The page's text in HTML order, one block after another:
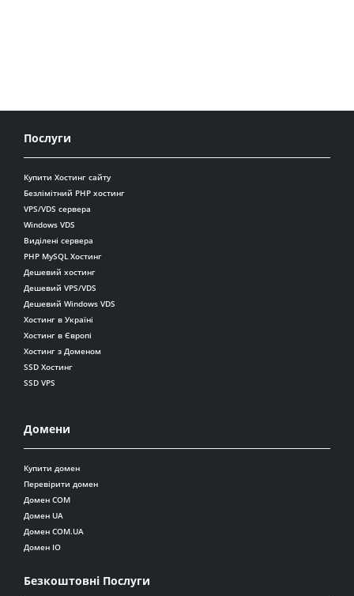
Послуги
Купити Хостинг сайту
Безлімітний PHP хостинг
VPS/VDS сервера
Windows VDS
Виділені сервера
PHP MySQL Хостинг
Дешевий хостинг
Дешевий VPS/VDS
Дешевий Windows VDS
Хостинг в Україні
Хостинг в Європі
Хостинг з Доменом
SSD Хостинг
SSD VPS
Домени
Купити домен
Перевірити домен
Домен COM
Домен UA
Домен COM.UA
Домен IO
Безкоштовні Послуги